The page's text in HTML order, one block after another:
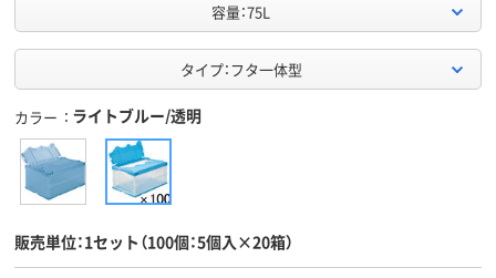
容量：75L
タイプ：フタ一体型
カラー ライトブルー/透明
販売単位：1セット（100個：5個入×20箱）